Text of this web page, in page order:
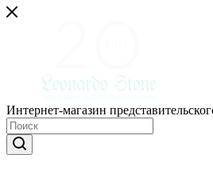
Интернет-магазин